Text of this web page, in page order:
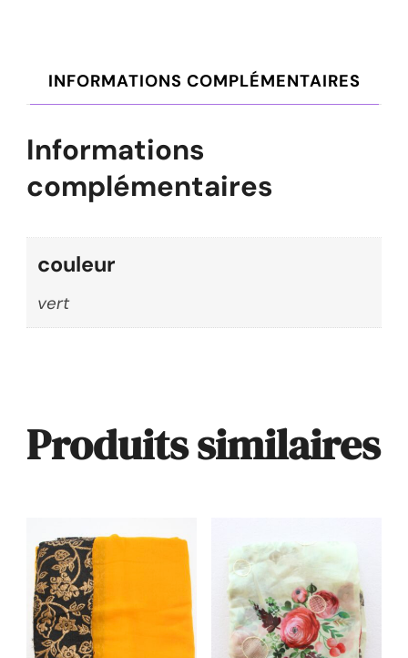
INFORMATIONS COMPLÉMENTAIRES
Informations
complémentaires
couleur
vert
Produits similaires